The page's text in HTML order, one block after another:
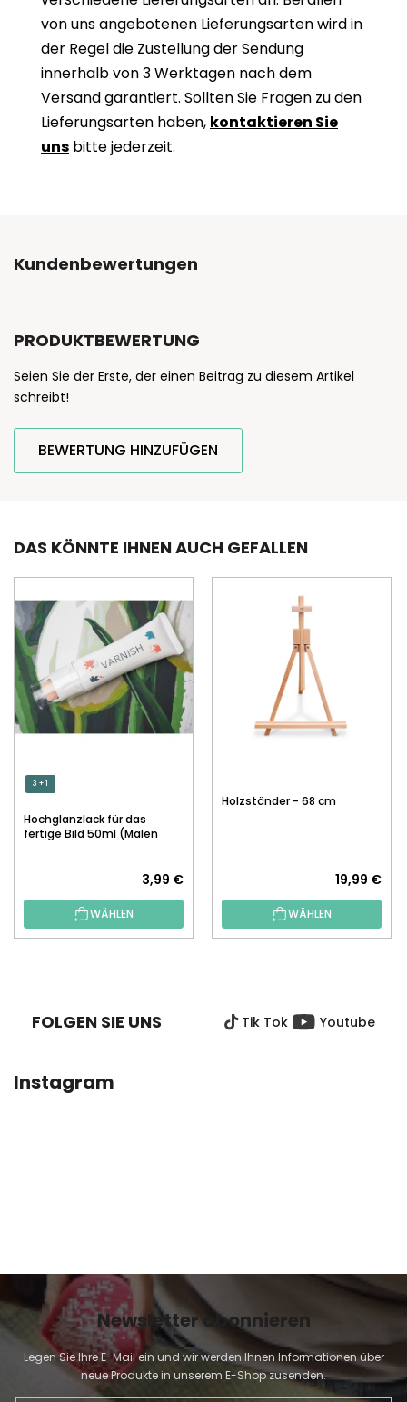
von uns angebotenen Lieferungsarten wird in
der Regel die Zustellung der Sendung
innerhalb von 3 Werktagen nach dem
Versand garantiert. Sollten Sie Fragen zu den
Lieferungsarten haben, kontaktieren Sie
uns bitte jederzeit.
Kundenbewertungen
PRODUKTBEWERTUNG
Seien Sie der Erste, der einen Beitrag zu diesem Artikel
schreibt!
BEWERTUNG HINZUFÜGEN
DAS KÖNNTE IHNEN AUCH GEFALLEN
3 + 1
Hochglanzlack für das
fertige Bild 50ml (Malen
3,99 €
WÄHLEN
Holzständer - 68 cm
19,99 €
WÄHLEN
FOLGEN SIE UNS Tik Tok Youtube
Instagram
Newsletter abonnieren
Legen Sie Ihre E-Mail ein und wir werden Ihnen Informationen über
neue Produkte in unserem E-Shop zusenden.